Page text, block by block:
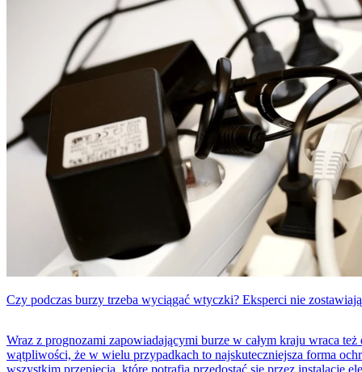
Czy podczas burzy trzeba wyciągać wtyczki? Eksperci nie zostawiają
Wraz z prognozami zapowiadającymi burze w całym kraju wraca
wątpliwości, że w wielu przypadkach to najskuteczniejsza forma
wszystkim przepięcia, które potrafią przedostać się przez instalację